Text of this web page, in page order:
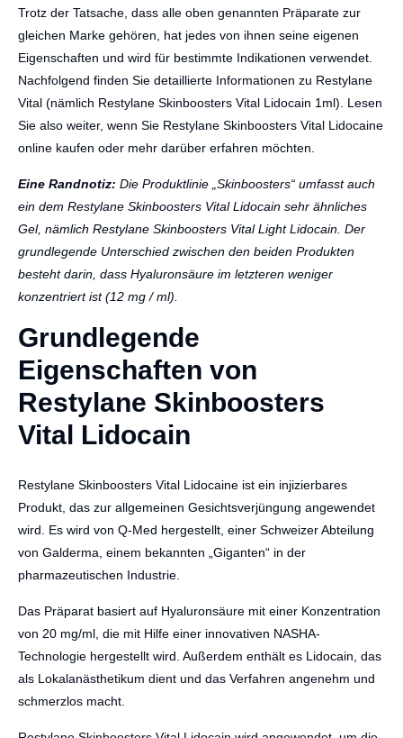
Trotz der Tatsache, dass alle oben genannten Präparate zur
gleichen Marke gehören, hat jedes von ihnen seine eigenen
Eigenschaften und wird für bestimmte Indikationen verwendet.
Nachfolgend finden Sie detaillierte Informationen zu Restylane
Vital (nämlich Restylane Skinboosters Vital Lidocain 1ml). Lesen
Sie also weiter, wenn Sie Restylane Skinboosters Vital Lidocaine
online kaufen oder mehr darüber erfahren möchten.
Eine Randnotiz: Die Produktlinie „Skinboosters“ umfasst auch
ein dem Restylane Skinboosters Vital Lidocain sehr ähnliches
Gel, nämlich Restylane Skinboosters Vital Light Lidocain. Der
grundlegende Unterschied zwischen den beiden Produkten
besteht darin, dass Hyaluronsäure im letzteren weniger
konzentriert ist (12 mg / ml).
Grundlegende
Eigenschaften von
Restylane Skinboosters
Vital Lidocain
Restylane Skinboosters Vital Lidocaine ist ein injizierbares
Produkt, das zur allgemeinen Gesichtsverjüngung angewendet
wird. Es wird von Q-Med hergestellt, einer Schweizer Abteilung
von Galderma, einem bekannten „Giganten“ in der
pharmazeutischen Industrie.
Das Präparat basiert auf Hyaluronsäure mit einer Konzentration
von 20 mg/ml, die mit Hilfe einer innovativen NASHA-
Technologie hergestellt wird. Außerdem enthält es Lidocain, das
als Lokalanästhetikum dient und das Verfahren angenehm und
schmerzlos macht.